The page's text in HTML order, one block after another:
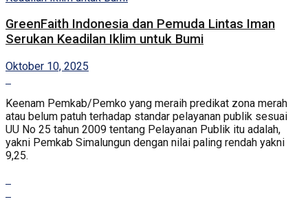
GreenFaith Indonesia dan Pemuda Lintas Iman
Serukan Keadilan Iklim untuk Bumi
Oktober 10, 2025
Keenam Pemkab/Pemko yang meraih predikat zona merah
atau belum patuh terhadap standar pelayanan publik sesuai
UU No 25 tahun 2009 tentang Pelayanan Publik itu adalah,
yakni Pemkab Simalungun dengan nilai paling rendah yakni
9,25.